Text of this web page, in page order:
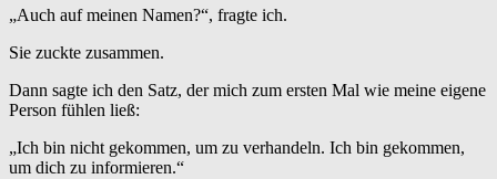
„Auch auf meinen Namen?“, fragte ich.
Sie zuckte zusammen.
Dann sagte ich den Satz, der mich zum ersten Mal wie meine eigene
Person fühlen ließ:
„Ich bin nicht gekommen, um zu verhandeln. Ich bin gekommen,
um dich zu informieren.“